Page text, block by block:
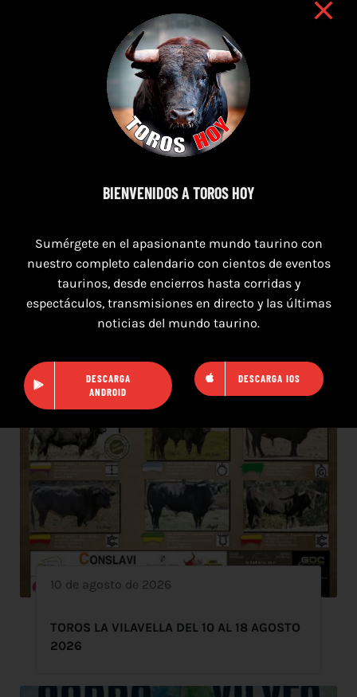
2026
10 de agosto de 2026
TOROS LA VILAVELLA DEL 10 AL 18 AGOSTO
2026
BIENVENIDOS A TOROS HOY
Sumérgete en el apasionante mundo taurino con
nuestro completo calendario con cientos de eventos
taurinos, desde encierros hasta corridas y
espectáculos, transmisiones en directo y las últimas
noticias del mundo taurino.
DESCARGA
ANDROID
DESCARGA IOS